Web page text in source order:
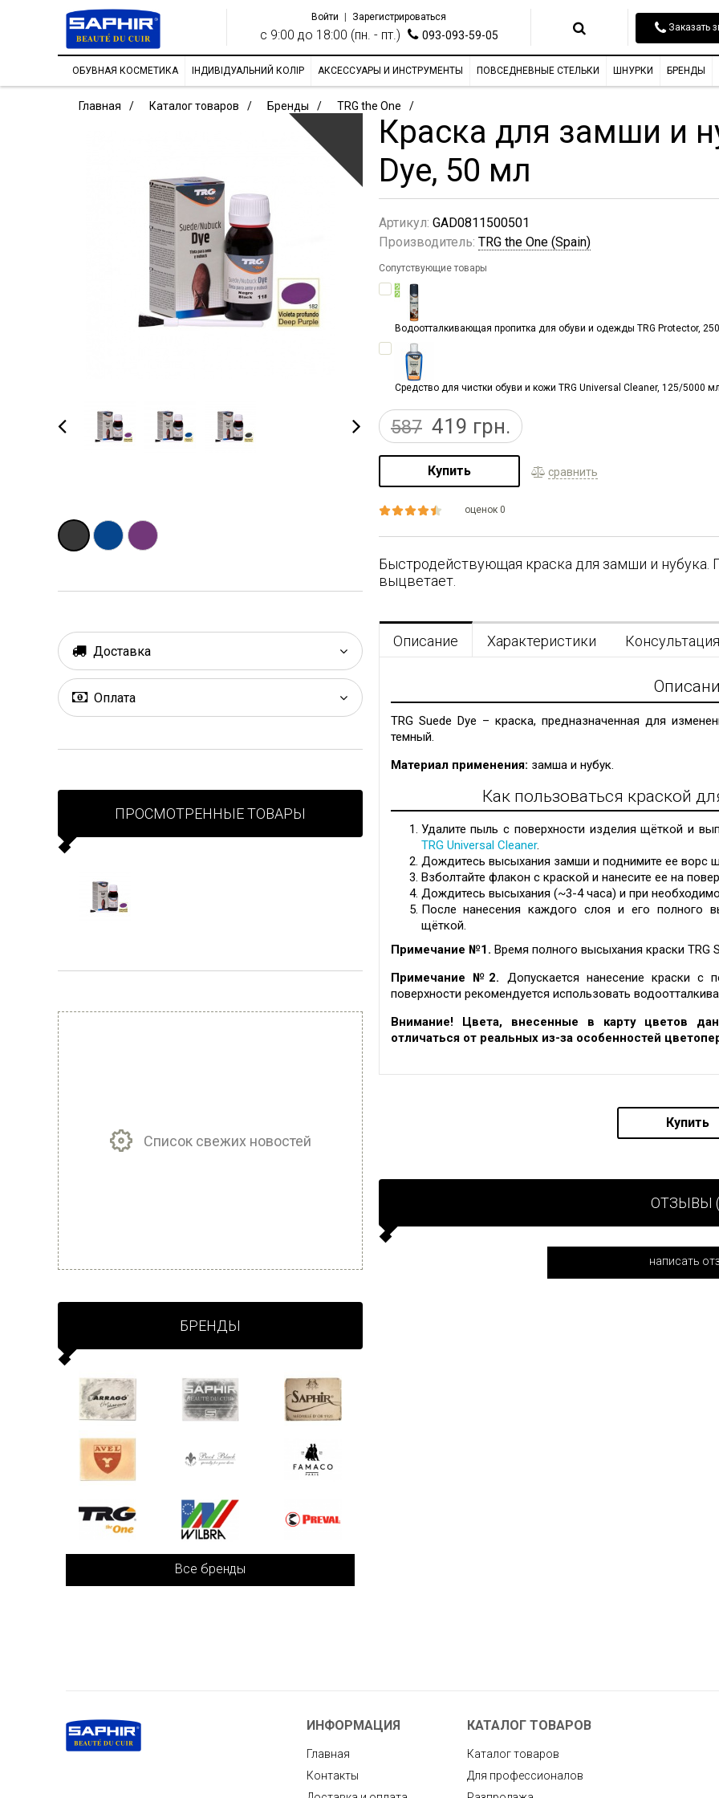
Войти Зарегистрироваться
с 9:00 до 18:00 (пн. - пт.) 093-093-59-05
Заказать
ОБУВНАЯ КОСМЕТИКА ІНДИВІДУАЛЬНИЙ КОЛІР АКСЕССУАРЫ И ИНСТРУМЕНТЫ ПОВСЕДНЕВНЫЕ СТЕЛЬКИ ШНУРКИ БРЕНДЫ
Главная Каталог товаров Бренды TRG the One
Краска для замши и
Dye, 50 мл
Артикул: GAD0811500501
Производитель: TRG the One (Spain)
Сопутствующие товары
Водоотталкивающая пропитка для обуви и одежды TRG Protector,
Средство для чистки обуви и кожи TRG Universal Cleaner, 125/5000
587 419 грн.
Купить сравнить
оценок 0
Быстродействующая краска для замши и нубука.
выцветает.
Описание Характеристики Консультация
TRG Suede Dye – краска, предназначенная для
темный.
Материал применения: замша и нубук.
Как пользоваться краской
Удалите пыль с поверхности изделия щёткой и
TRG Universal Cleaner.
Дождитесь высыхания замши и поднимите ее ворс
Взболтайте флакон с краской и нанесите ее на
Дождитесь высыхания (~3-4 часа) и при
После нанесения каждого слоя и его полного
щёткой.
Примечание №1. Время полного высыхания краски TRG
Примечание №2. Допускается нанесение краски
поверхности рекомендуется использовать
Внимание! Цвета, внесенные в карту цветов
отличаться от реальных из-за особенностей
Купить
ОТЗЫВЫ
написать
Доставка
Оплата
ПРОСМОТРЕННЫЕ ТОВАРЫ
Список свежих новостей
БРЕНДЫ
Все бренды
ИНФОРМАЦИЯ
Главная
Контакты
КАТАЛОГ ТОВАРОВ
Каталог товаров
Для профессионалов